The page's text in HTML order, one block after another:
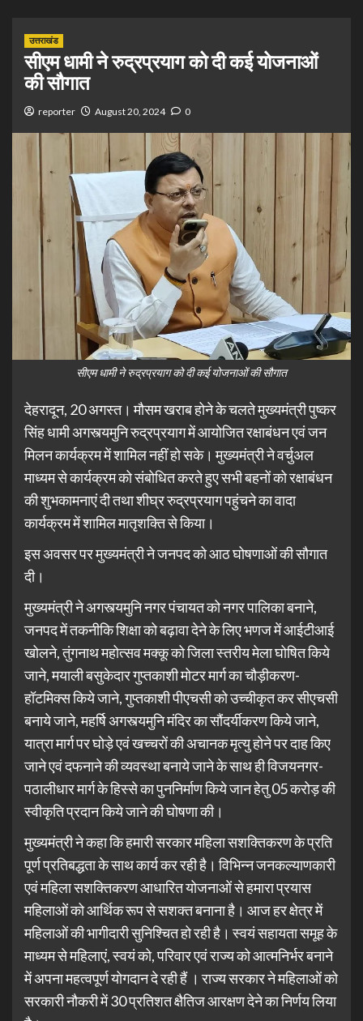
उत्तराखंड
सीएम धामी ने रुद्रप्रयाग को दी कई योजनाओं
की सौगात
reporter August 20, 2024 0
सीएम धामी ने रुद्रप्रयाग को दी कई योजनाओं की सौगात
देहरादून, 20 अगस्त। मौसम खराब होने के चलते मुख्यमंत्री पुष्कर
सिंह धामी अगस्त्यमुनि रुद्रप्रयाग में आयोजित रक्षाबंधन एवं जन
मिलन कार्यक्रम में शामिल नहीं हो सके। मुख्यमंत्री ने वर्चुअल
माध्यम से कार्यक्रम को संबोधित करते हुए सभी बहनों को रक्षाबंधन
की शुभकामनाएं दी तथा शीघ्र रुद्रप्रयाग पहुंचने का वादा
कार्यक्रम में शामिल मातृशक्ति से किया।
इस अवसर पर मुख्यमंत्री ने जनपद को आठ घोषणाओं की सौगात
दी।
मुख्यमंत्री ने अगस्त्यमुनि नगर पंचायत को नगर पालिका बनाने,
जनपद में तकनीकि शिक्षा को बढ़ावा देने के लिए भणज में आईटीआई
खोलने, तुंगनाथ महोत्सव मक्कू को जिला स्तरीय मेला घोषित किये
जाने, मयाली बसुकेदार गुप्तकाशी मोटर मार्ग का चौड़ीकरण-
हॉटमिक्स किये जाने, गुप्तकाशी पीएचसी को उच्चीकृत कर सीएचसी
बनाये जाने, महर्षि अगस्त्यमुनि मंदिर का सौंदर्यीकरण किये जाने,
यात्रा मार्ग पर घोड़े एवं खच्चरों की अचानक मृत्यु होने पर दाह किए
जाने एवं दफनाने की व्यवस्था बनाये जाने के साथ ही विजयनगर-
पठालीधार मार्ग के हिस्से का पुननिर्माण किये जान हेतु 05 करोड़ की
स्वीकृति प्रदान किये जाने की घोषणा की।
मुख्यमंत्री ने कहा कि हमारी सरकार महिला सशक्तिकरण के प्रति
पूर्ण प्रतिबद्धता के साथ कार्य कर रही है। विभिन्न जनकल्याणकारी
एवं महिला सशक्तिकरण आधारित योजनाओं से हमारा प्रयास
महिलाओं को आर्थिक रूप से सशक्त बनाना है। आज हर क्षेत्र में
महिलाओं की भागीदारी सुनिश्चित हो रही है। स्वयं सहायता समूह के
माध्यम से महिलाएं, स्वयं को, परिवार एवं राज्य को आत्मनिर्भर बनाने
में अपना महत्वपूर्ण योगदान दे रही हैं । राज्य सरकार ने महिलाओं को
सरकारी नौकरी में 30 प्रतिशत क्षैतिज आरक्षण देने का निर्णय लिया